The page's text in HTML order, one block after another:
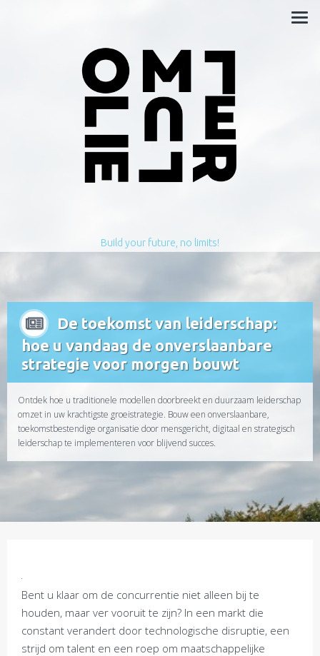
Build your future, no limits!
De toekomst van leiderschap:
hoe u vandaag de onverslaanbare
strategie voor morgen bouwt
Ontdek hoe u traditionele modellen doorbreekt en duurzaam leiderschap
omzet in uw krachtigste groeistrategie. Bouw een onverslaanbare,
toekomstbestendige organisatie door mensgericht, digitaal en strategisch
leiderschap te implementeren voor blijvend succes.
Bent u klaar om de concurrentie niet alleen bij te
houden, maar ver vooruit te zijn? In een markt die
constant verandert door technologische disruptie, een
strijd om talent en een roep om maatschappelijke